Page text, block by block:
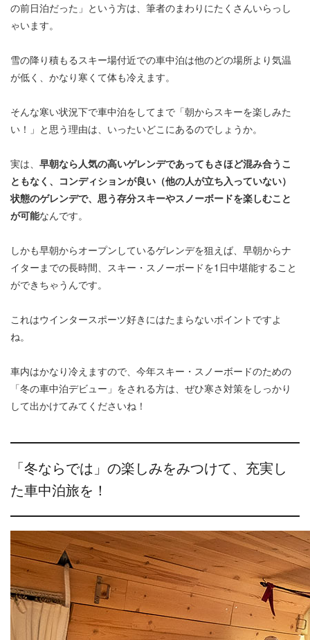
の前日泊だった」という方は、筆者のまわりにたくさんいらっし
ゃいます。
雪の降り積もるスキー場付近での車中泊は他のどの場所より気温
が低く、かなり寒くて体も冷えます。
そんな寒い状況下で車中泊をしてまで「朝からスキーを楽しみた
い！」と思う理由は、いったいどこにあるのでしょうか。
実は、 早朝なら人気の高いゲレンデであってもさほど混み合うこ
ともなく、コンディションが良い（他の人が立ち入っていない）
状態のゲレンデで、思う存分スキーやスノーボードを楽しむこと
が可能なんです。
しかも早朝からオープンしているゲレンデを狙えば、早朝からナ
イターまでの長時間、スキー・スノーボードを1日中堪能すること
ができちゃうんです。
これはウインタースポーツ好きにはたまらないポイントですよ
ね。
車内はかなり冷えますので、今年スキー・スノーボードのための
「冬の車中泊デビュー」をされる方は、ぜひ寒さ対策をしっかり
して出かけてみてくださいね！
「冬ならでは」の楽しみをみつけて、充実し
た車中泊旅を！